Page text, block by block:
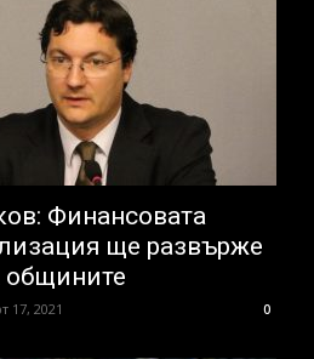
Финансовата
ще развърже
общините
17, 2021 0